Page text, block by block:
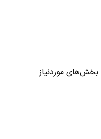
بخش‌های موردنیاز